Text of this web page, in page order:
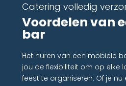
Catering volledig
Voordelen van
bar
Het huren van een mobiele
jou de flexibiliteit om op elke
feest te organiseren. Of je nu